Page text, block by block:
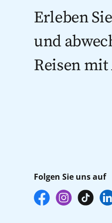
Erleben
und
Reisen mit
Folgen Sie uns auf